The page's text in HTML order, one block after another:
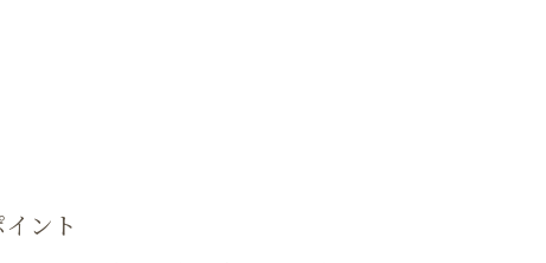
ント